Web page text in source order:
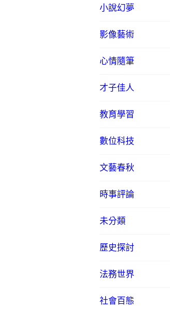
小說幻夢
影像藝術
心情隨筆
才子佳人
教育學習
數位科技
文藝春秋
時事評論
未分類
歷史探討
法務世界
社會百態